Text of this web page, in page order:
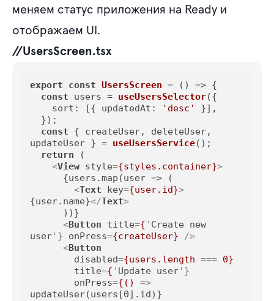
меняем статус приложения на Ready и
отображаем UI.
//UsersScreen.tsx
export const UsersScreen = ( ) => {
const users = useUsersSelector({
sort : [{ updatedAt : 'desc'
}],
const { createUser, deleteUser,
updateUser } = useUsersService();
return (
<View style={styles.container}>
<Text key={user.id}>
{user.name}</Text>
<Button title={ ' Create
new
user '} onPress={createUser} />
<Button
disabled={users.length === 0}
title={ ' Update user '}
onPress={()
=>
updateUser(users[0].id)}